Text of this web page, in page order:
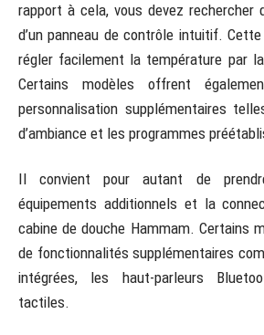
rapport à cela, vous devez rechercher
d’un panneau de contrôle intuitif.
régler facilement la température par
Certains modèles offrent
personnalisation supplémentaires
d’ambiance et les programmes
Il convient pour autant de
équipements additionnels et la
cabine de douche Hammam. Certains
de fonctionnalités supplémentaires
intégrées, les haut-parleurs
tactiles.